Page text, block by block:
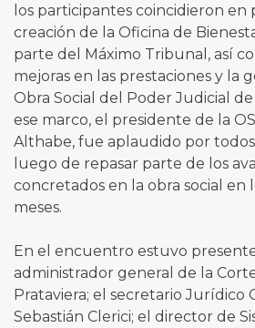
los participantes coincidieron en
creación de la Oficina de
parte del Máximo Tribunal, así
mejoras en las prestaciones y la
Obra Social del Poder Judicial de
ese marco, el presidente de la
Althabe, fue aplaudido por
luego de repasar parte de los
concretados en la obra social en
meses.
En el encuentro estuvo
administrador general de la
Prataviera; el secretario Jurídico
Sebastián Clerici; el director de